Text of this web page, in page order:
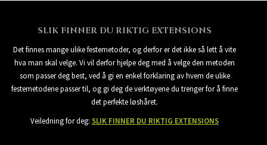
SLIK FINNER DU RIKTIG EXTENSIONS
Det finnes mange ulike festemetoder, og derfor er det ikke så lett å vite
hva man skal velge. Vi vil derfor hjelpe deg med å velge den metoden
som passer deg best, ved å gi en enkel forklaring av hvem de ulike
festemetodene passer til, og gi deg de verktøyene du trenger for å finne
det perfekte løshåret.
Veiledning for deg: SLIK FINNER DU RIKTIG EXTENSIONS